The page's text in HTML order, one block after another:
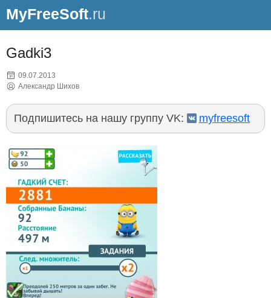
MyFreeSoft.ru
Gadki3
09.07.2013
Александр Шихов
Подпишитесь на нашу группу VK: myfreesoft